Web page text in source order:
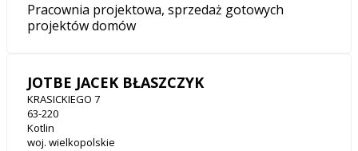
Pracownia projektowa, sprzedaż gotowych
projektów domów
JOTBE JACEK BŁASZCZYK
KRASICKIEGO 7
63-220
Kotlin
woj. wielkopolskie